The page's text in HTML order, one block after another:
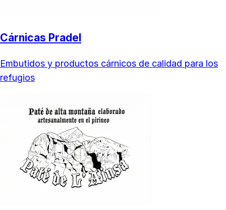
Cárnicas Pradel
Embutidos y productos cárnicos de calidad para los
refugios